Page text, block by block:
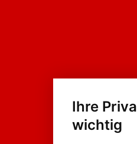
Ihre
wichtig